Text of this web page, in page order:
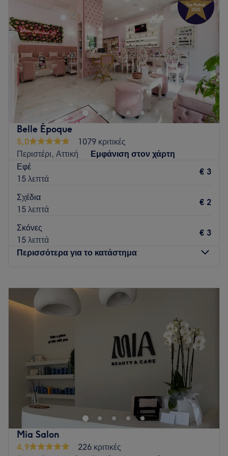
Go to venue 09:00 –20:30
Παρασκευή
09:00
20:30
Σάββατο
09:00 – 17:00
Κυριακή
Κλειστό
Το Gloss & Grace βρίσκεται στο κέντρο του Μπουρναζίου,
30 μέτρα απο την κεντρική πλατεία, και προσφέρει
υπηρεσίες περιποίησης άκρων , υπηρεσίες αποτρίχωσης
καθώς και lash & brows υπηρεσίες!!!
Go to venue
Belle Époque
5,0
1079 κριτικές
Περιστέρι, Αττική
Εμφάνιση στον χάρτη
Εφέ
15 λεπτά
€ 3
Σχέδια
15 λεπτά
€ 2
Σκόνες
15 λεπτά
€ 3
Περισσότερα για το κατάστημα
Τρίτη
Τετάρτη
Πέμπτη
– 21:00
10:00–21:00
Σάββατο
10:00–18:00
Κυριακή
Κλειστό
Ήρθε η ώρα να αφιερώσεις λίγο χρόνο στον εαυτό σου και
να απολαύσεις μια μοναδική εμπειρία ομορφιάς στο Belle
Époque στο Περιστέρι. Το κατάστημα προσφέρει υπηρεσίες
περιποίησης άκρων, αποτρίχωσης, βλεφαρίδων καθώς
επίσης και μασάζ για να μπορείς να χαλαρώσεις και να
ανανεώσεις την εμφάνιση αλλά και την διάθεσή σου. Διάλεξε
την υπηρεσία που σου ταιριάζει και αφέσου στα χέρια της
Mia Salon
4,9
226 κριτικές